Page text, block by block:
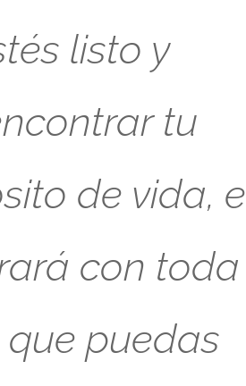
listo y
tu
de vida,
con toda
puedas